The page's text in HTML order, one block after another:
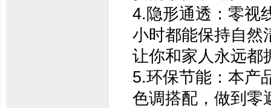
4.隐形通透：零视
小时都能保持自然
让你和家人永远都
5.环保节能：本产
色调搭配，做到零